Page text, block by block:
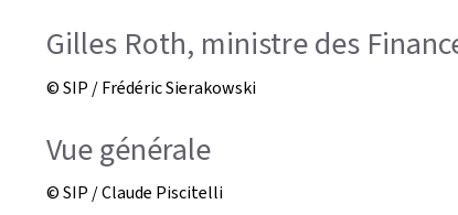
Gilles Roth, ministre des
© SIP / Frédéric Sierakowski
Vue générale
© SIP / Claude Piscitelli